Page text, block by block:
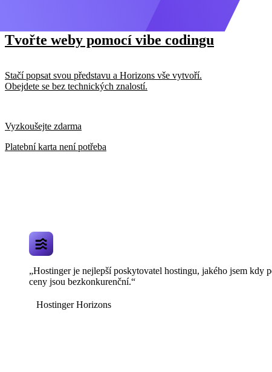
Tvořte weby pomocí vibe codingu
Stačí popsat svou představu a Horizons vše vytvoří.
Obejdete se bez technických znalostí.
Vyzkoušejte zdarma
Platební karta není potřeba
„Hostinger je nejlepší poskytovatel hostingu, jakého jsem kdy
ceny jsou bezkonkurenční.“
Hostinger Horizons